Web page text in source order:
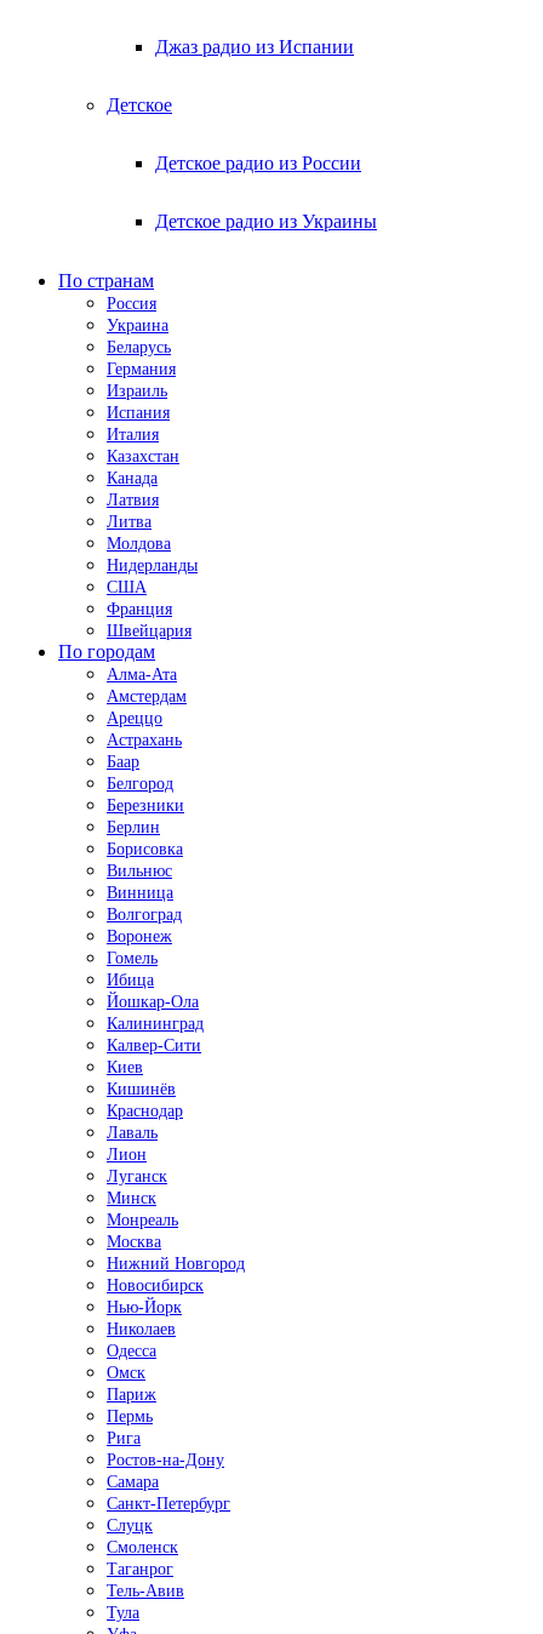
Джаз радио из Испании
Детское
Детское радио из России
Детское радио из Украины
По странам
Россия
Украина
Беларусь
Германия
Израиль
Испания
Италия
Казахстан
Канада
Латвия
Литва
Молдова
Нидерланды
США
Франция
Швейцария
По городам
Алма-Ата
Амстердам
Ареццо
Астрахань
Баар
Белгород
Березники
Берлин
Борисовка
Вильнюс
Винница
Волгоград
Воронеж
Гомель
Ибица
Йошкар-Ола
Калининград
Калвер-Сити
Киев
Кишинёв
Краснодар
Лаваль
Лион
Луганск
Минск
Монреаль
Москва
Нижний Новгород
Новосибирск
Нью-Йорк
Николаев
Одесса
Омск
Париж
Пермь
Рига
Ростов-на-Дону
Самара
Санкт-Петербург
Слуцк
Смоленск
Таганрог
Тель-Авив
Тула